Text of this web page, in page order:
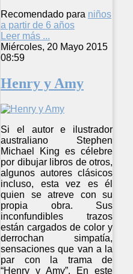
Recomendado para niños
a partir de 6 años
Leer más ...
Miércoles, 20 Mayo 2015
08:59
Henry y Amy
Si el autor e ilustrador
australiano Stephen
Michael King es célebre
por dibujar libros de otros,
algunos autores clásicos
incluso, esta vez es él
quien se atreve con su
propia obra. Sus
inconfundibles trazos
están cargados de color y
derrochan simpatía,
sensaciones que van a la
par con la trama de
“Henry y Amy”. En este